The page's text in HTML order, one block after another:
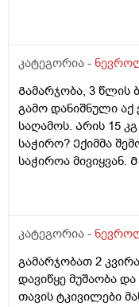
ნეტვოზულოაო
მწვავე
შეგძნება რას
ვშვიდები სულ
სიმპტომები არ
კატეგორია -
Გამარჯობა, 3 წლის
გამო დანიშნული აქ
საღამოს. Არის 15
საჭირო? Ექიმმა
საჭიროა მივიყვან.
კატეგორია -
გამარჯობათ 2
დავიწყე მუშაობა
თავის ტკივილები